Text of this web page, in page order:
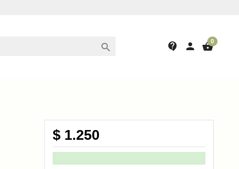
 contact_support person shopping_basket
0
$ 1.250